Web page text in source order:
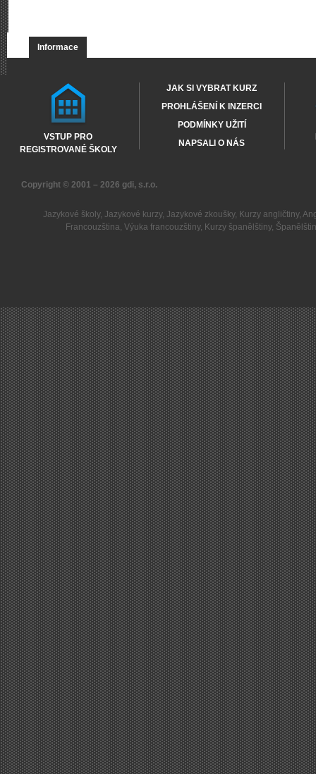
Informace
VSTUP PRO
REGISTROVANÉ ŠKOLY
JAK SI VYBRAT KURZ
PROHLÁŠENÍ K INZERCI
PODMÍNKY UŽITÍ
NAPSALI O NÁS
Copyright © 2001 – 2026 gdi, s.r.o.
Jazykové školy, Jazykové kurzy, Jazykové zkoušky, Kurzy angličtiny,
Francouzština,Výuka francouzštiny, Kurzy španělštiny,